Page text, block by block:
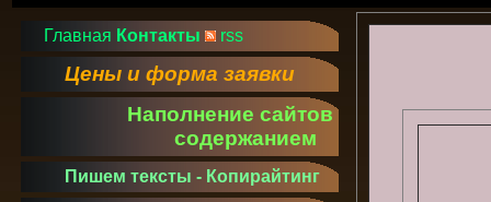
Главная Контакты rss
Цены и форма заявки
Наполнение сайтов
содержанием
Пишем тексты - Копирайтинг